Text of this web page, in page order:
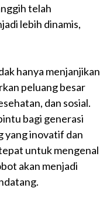
telah
lebih dinamis,
hanya menjanjikan
peluang besar
dan sosial.
bagi generasi
yang inovatif dan
untuk mengenal
akan menjadi